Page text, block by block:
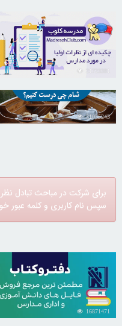
31035243
برای شرکت در مباحث تبادل نظر
سپس نام کاربری و کلمه عبور
16871471